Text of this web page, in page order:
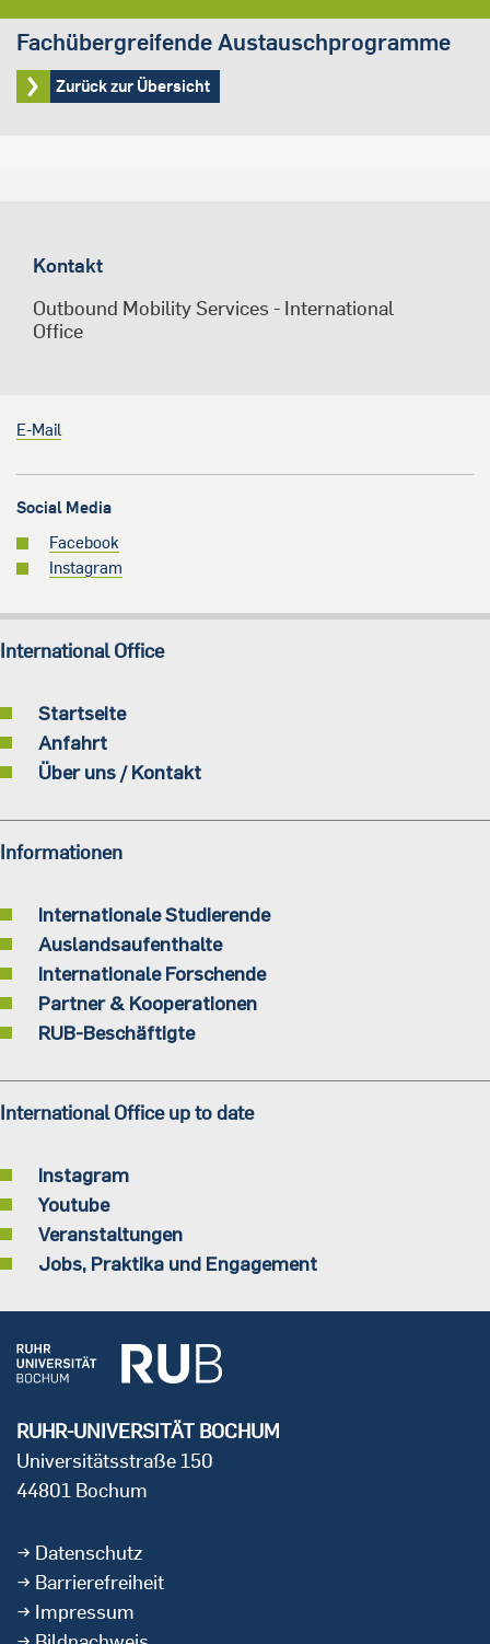
Fachübergreifende Austauschprogramme
Zurück zur Übersicht
Kontakt
Outbound Mobility Services - International
Office
E-Mail
Social Media
Facebook
Instagram
International Office
Startseite
Anfahrt
Über uns / Kontakt
Informationen
Internationale Studierende
Auslandsaufenthalte
Internationale Forschende
Partner & Kooperationen
RUB-Beschäftigte
International Office up to date
Instagram
Youtube
Veranstaltungen
Jobs, Praktika und Engagement
RUHR-UNIVERSITÄT BOCHUM
Universitätsstraße 150
44801 Bochum
Datenschutz
Barrierefreiheit
Impressum